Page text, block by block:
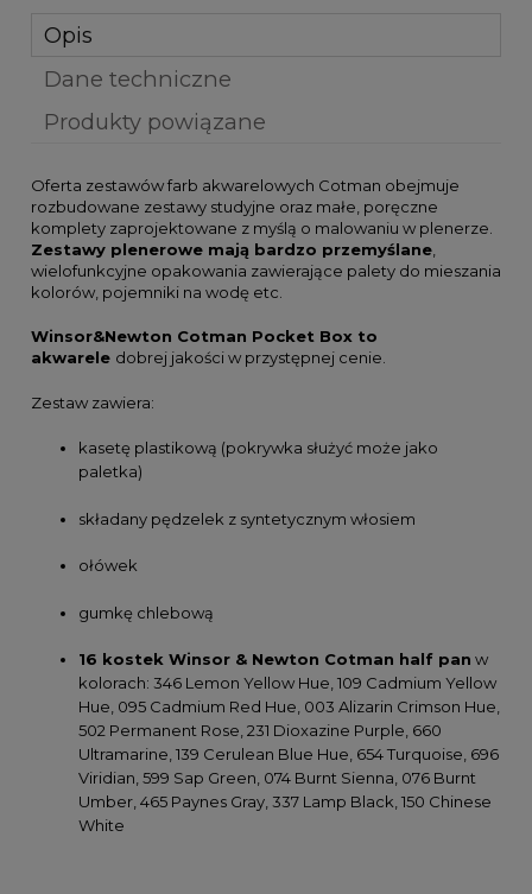
Opis
Dane techniczne
Produkty powiązane
Oferta zestawów farb akwarelowych Cotman obejmuje
rozbudowane zestawy studyjne oraz małe, poręczne
komplety zaprojektowane z myślą o malowaniu w plenerze.
Zestawy plenerowe mają bardzo przemyślane
wielofunkcyjne opakowania zawierające palety do mieszania
kolorów, pojemniki na wodę etc.
Winsor&Newton Cotman Pocket Box to
akwarele dobrej jakości w przystępnej cenie.
Zestaw zawiera:
kasetę plastikową (pokrywka służyć może jako
paletka)
składany pędzelek z syntetycznym włosiem
ołówek
gumkę chlebową
16 kostek Winsor & Newton Cotman half pan w
kolorach: 346 Lemon Yellow Hue, 109 Cadmium Yellow
Hue, 095 Cadmium Red Hue, 003 Alizarin Crimson Hue,
502 Permanent Rose, 231 Dioxazine Purple, 660
Ultramarine, 139 Cerulean Blue Hue, 654 Turquoise, 696
Viridian, 599 Sap Green, 074 Burnt Sienna, 076 Burnt
Umber, 465 Paynes Gray, 337 Lamp Black, 150 Chinese
White